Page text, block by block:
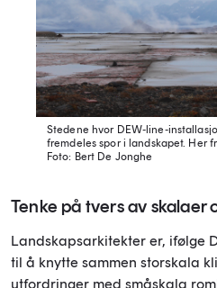
Stedene hvor DEW-line-
fremdeles spor i landskapet. Her
Foto: Bert De Jonghe
Tenke på tvers av skalaer
Landskapsarkitekter er, ifølge
til å knytte sammen storskala
utfordringer med småskala